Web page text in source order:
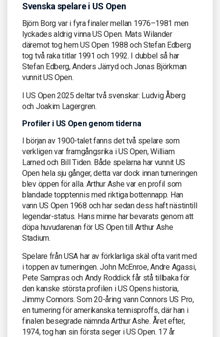
Svenska spelare i US Open
Björn Borg var i fyra finaler mellan 1976–1981 men
lyckades aldrig vinna US Open. Mats Wilander
däremot tog hem US Open 1988 och Stefan Edberg
tog två raka titlar 1991 och 1992. I dubbel så har
Stefan Edberg, Anders Järryd och Jonas Björkman
vunnit US Open.
I US Open 2025 deltar två svenskar: Ludvig Åberg
och Joakim Lagergren.
Profiler i US Open genom tiderna
I början av 1900-talet fanns det två spelare som
verkligen var framgångsrika i US Open, William
Larned och Bill Tiden. Både spelarna har vunnit US
Open hela sju gånger, detta var dock innan turneringen
blev öppen för alla. Arthur Ashe var en profil som
blandade topptennis med riktiga bottennapp. Han
vann US Open 1968 och har sedan dess haft nästintill
legendar-status. Hans minne har bevarats genom att
döpa huvudarenan för US Open till Arthur Ashe
Stadium.
Spelare från USA har av förklarliga skäl ofta varit med
i toppen av turneringen. John McEnroe, Andre Agassi,
Pete Sampras och Andy Roddick får stå tillbaka för
den kanske största profilen i US Opens historia,
Jimmy Connors. Som 20-åring vann Connors US Pro,
en turnering för amerikanska tennisproffs, där han i
finalen besegrade nämnda Arthur Ashe. Året efter,
1974, tog han sin första seger i US Open. 17 år